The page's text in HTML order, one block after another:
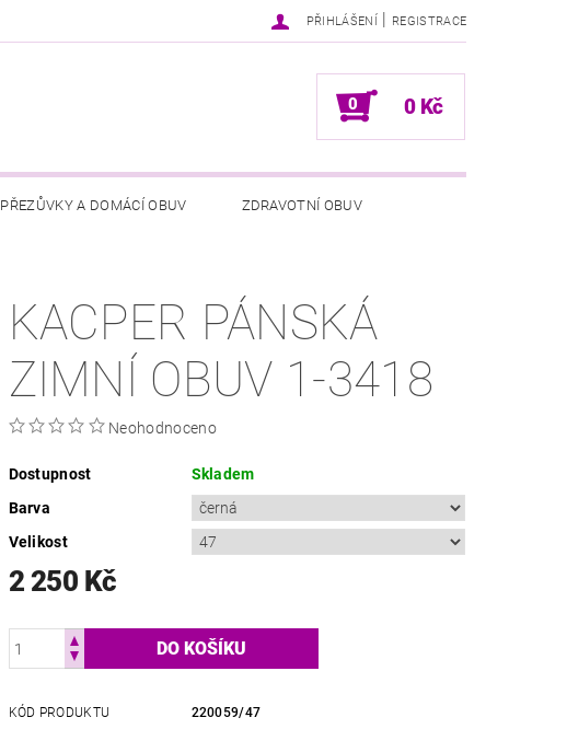
PŘIHLÁŠENÍ | REGISTRACE
0 0 Kč
PŘEZŮVKY A DOMÁCÍ OBUV ZDRAVOTNÍ OBUV
KACPER PÁNSKÁ
ZIMNÍ OBUV 1-3418
Neohodnoceno
Dostupnost
Skladem
Barva
Velikost
2 250 Kč
KÓD PRODUKTU
220059/47